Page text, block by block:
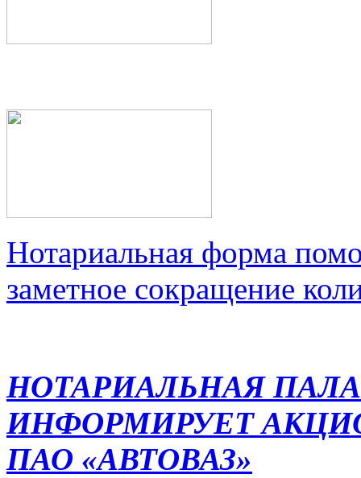
Нотариальная форма
заметное сокращение
НОТАРИАЛЬНАЯ
ИНФОРМИРУЕТ
ПАО «АВТОВАЗ»